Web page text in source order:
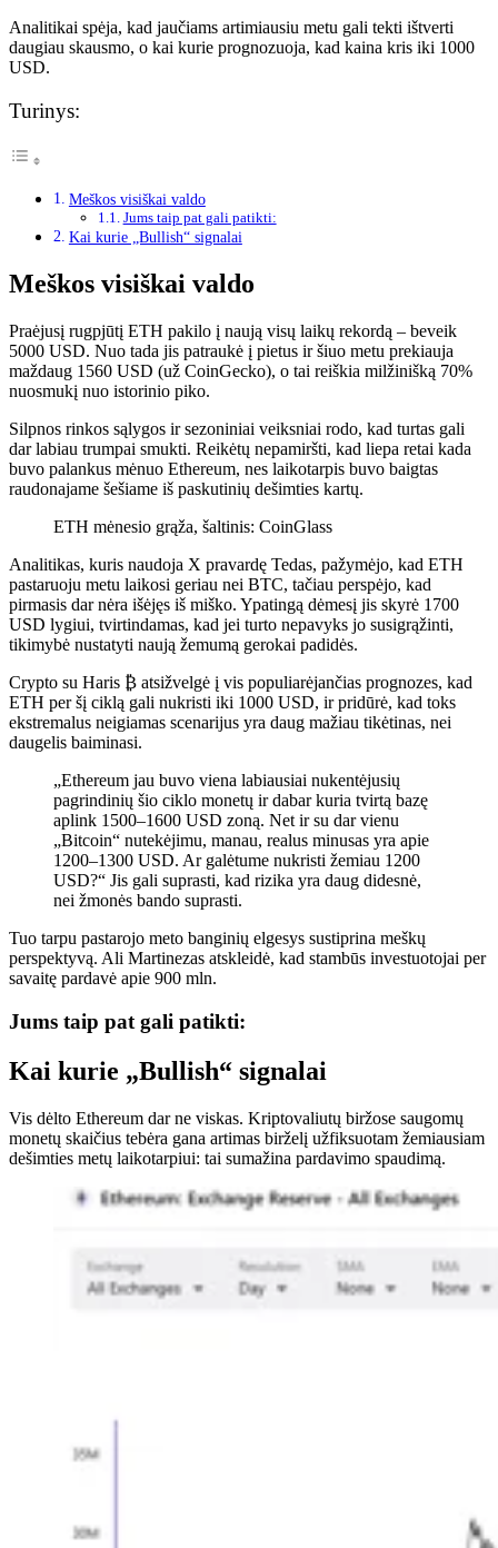
Analitikai spėja, kad jaučiams artimiausiu metu gali tekti ištverti
daugiau skausmo, o kai kurie prognozuoja, kad kaina kris iki 1000
USD.
Turinys:
Meškos visiškai valdo
Jums taip pat gali patikti:
Kai kurie „Bullish“ signalai
Meškos visiškai valdo
Praėjusį rugpjūtį ETH pakilo į naują visų laikų rekordą – beveik
5000 USD. Nuo tada jis patraukė į pietus ir šiuo metu prekiauja
maždaug 1560 USD (už CoinGecko), o tai reiškia milžinišką 70%
nuosmukį nuo istorinio piko.
Silpnos rinkos sąlygos ir sezoniniai veiksniai rodo, kad turtas gali
dar labiau trumpai smukti. Reikėtų nepamiršti, kad liepa retai kada
buvo palankus mėnuo Ethereum, nes laikotarpis buvo baigtas
raudonajame šešiame iš paskutinių dešimties kartų.
ETH mėnesio grąža, šaltinis: CoinGlass
Analitikas, kuris naudoja X pravardę Tedas, pažymėjo, kad ETH
pastaruoju metu laikosi geriau nei BTC, tačiau perspėjo, kad
pirmasis dar nėra išėjęs iš miško. Ypatingą dėmesį jis skyrė 1700
USD lygiui, tvirtindamas, kad jei turto nepavyks jo susigrąžinti,
tikimybė nustatyti naują žemumą gerokai padidės.
Crypto su Haris ₿ atsižvelgė į vis populiarėjančias prognozes, kad
ETH per šį ciklą gali nukristi iki 1000 USD, ir pridūrė, kad toks
ekstremalus neigiamas scenarijus yra daug mažiau tikėtinas, nei
daugelis baiminasi.
„Ethereum jau buvo viena labiausiai nukentėjusių
pagrindinių šio ciklo monetų ir dabar kuria tvirtą bazę
aplink 1500–1600 USD zoną. Net ir su dar vienu
„Bitcoin“ nutekėjimu, manau, realus minusas yra apie
1200–1300 USD. Ar galėtume nukristi žemiau 1200
USD?“ Jis gali suprasti, kad rizika yra daug didesnė,
nei žmonės bando suprasti.
Tuo tarpu pastarojo meto banginių elgesys sustiprina meškų
perspektyvą. Ali Martinezas atskleidė, kad stambūs investuotojai per
savaitę pardavė apie 900 mln.
Jums taip pat gali patikti:
Kai kurie „Bullish“ signalai
Vis dėlto Ethereum dar ne viskas. Kriptovaliutų biržose saugomų
monetų skaičius tebėra gana artimas birželį užfiksuotam žemiausiam
dešimties metų laikotarpiui: tai sumažina pardavimo spaudimą.